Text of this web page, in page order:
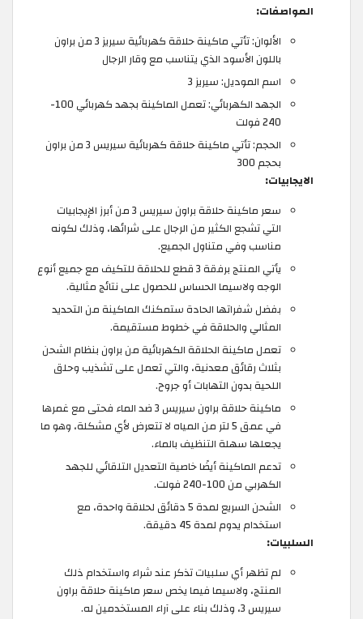
المواصفات:
الألوان: تأتي ماكينة حلاقة كهربائية سيريز 3 من براون
باللون الأسود الذي يتناسب مع وقار الرجال
اسم الموديل: سيريز 3
الجهد الكهربائي: تعمل الماكينة بجهد كهربائي 100-
240 فولت
الحجم: تأتي ماكينة حلاقة كهربائية سيريس 3 من براون
بحجم 300
الايجابيات:
سعر ماكينة حلاقة براون سيريس 3 من أبرز الإيجابيات
التي تشجع الكثير من الرجال على شرائها، وذلك لكونه
مناسب وفي متناول الجميع.
يأتي المنتج برفقة 3 قطع للحلاقة للتكيف مع جميع أنوع
الوجه ولاسيما الحساس للحصول على نتائج مثالية.
بفضل شفراتها الحادة ستمكنك الماكينة من التحديد
المثالي والحلاقة في خطوط مستقيمة.
تعمل ماكينة الحلاقة الكهربائية من براون بنظام الشحن
بثلاث رقائق معدنية، والتي تعمل على تشذيب وحلق
اللحية بدون التهابات أو جروح.
ماكينة حلاقة براون سيريس 3 ضد الماء فحتى مع غمرها
في عمق 5 لتر من المياه لا تتعرض لأي مشكلة، وهو ما
يجعلها سهلة التنظيف بالماء.
تدعم الماكينة أيضًا خاصية التعديل التلقائي للجهد
الكهربي من 100-240 فولت.
الشحن السريع لمدة 5 دقائق لحلاقة واحدة، مع
استخدام يدوم لمدة 45 دقيقة.
السلبيات:
لم تظهر أي سلبيات تذكر عند شراء واستخدام ذلك
المنتج، ولاسيما فيما يخص سعر ماكينة حلاقة براون
سيريس 3، وذلك بناء على آراء المستخدمين له.